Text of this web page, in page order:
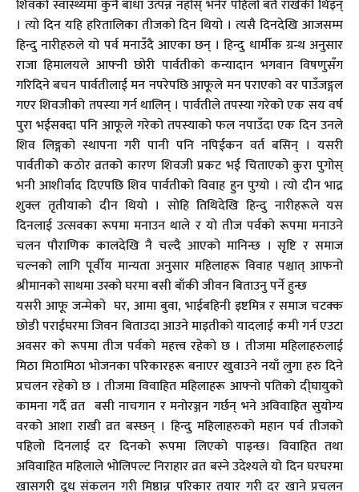
शिवको स्वास्थ्यमा कुनै बाधा उत्पन्न नहोस् भनेर पहिलो बर्त राखेकी थिइन्
। त्यो दिन यहि हरितालिका तीजको दिन थियो । त्यसै दिनदेखि आजसम्म
हिन्दु नारीहरुले यो पर्व मनाउँदै आएका छन् । हिन्दु धार्मीक ग्रन्थ अनुसार
राजा हिमालयले आफ्नी छोरी पार्वतीको कन्यादान भगवान विषणुसँग
गरिदिने बचन पार्वतीलाई मन नपरेपछि आफूले मन पराएको वर पाउँजङ्गल
गएर शिवजीको तपस्या गर्न थालिन् । पार्वतीले तपस्या गरेको एक सय वर्ष
पुरा भईसक्दा पनि आफूले गरेको तपस्याको फल नपाउँदा एक दिन उनले
शिव लिङ्गको स्थापना गरी पानी पनि नपिईकन वर्त बसिन् । यसरी
पार्वतीको कठोर व्रतको कारण शिवजी प्रकट भई चिताएको कुरा पुगोस्
भनी आशीर्वाद दिएपछि शिव पार्वतीको विवाह हुन पुग्यो । त्यो दीन भाद्र
शुक्ल तृतीयाको दीन थियो । सोहि तिथिदेखि हिन्दु नारीहरूले यस
दिनलाई उत्सवका रूपमा मनाउन थाले र यो तीज पर्वको रूपमा मनाउने
चलन पौराणिक कालदेखि नै चल्दै आएको मानिन्छ । सृष्टि र समाज
चल्नको लागि पूर्वीय मान्यता अनुसार महिलाहरू विवाह पश्चात् आफनो
श्रीमानको साथमा उस्को घरमा बसी बाँकी जीवन बिताउनु पर्ने हुन्छ
यसरी आफू जन्मेको घर, आमा बुवा, भाईबहिनी इष्टमित्र र समाज चटक्क
छोडी पराईघरमा जिवन बिताउदा आउने माइतीको यादलाई कमी गर्न एउटा
अवसर को रूपमा तीज पर्वको महत्त्व रहेको छ । तीजमा महिलाहरुलाई
मिठा मिठामिठा भोजनका परिकारहरू बनाएर खुवाउने नयाँ लुगा हरु दिने
प्रचलन रहेको छ । तीजमा विवाहित महिलाहरू आफ्नो पतिको दी्घायुको
कामना गर्दै व्रत बसी नाचगान र मनोरञ्जन गर्छन् भने अविवाहित सुयोग्य
वरको आशा राखी व्रत बस्छन् । हिन्दु महिलाहरुको महान पर्व तीजको
पहिलो दिनलाई दर दिनको रूपमा लिएको पाइन्छ। विवाहित तथा
अविवाहित महिलाले भोलिपल्ट निराहार व्रत बस्ने उदेश्यले यो दिन घरघरमा
खासगरी दूध संकलन गरी मिष्ठान्न परिकार तयार गरी दर खाने प्रचलन